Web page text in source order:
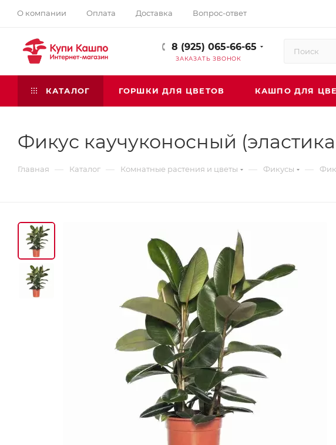
О компании Оплата Доставка Вопрос-ответ
8 (925) 065-66-65
ЗАКАЗАТЬ ЗВОНОК
КАТАЛОГ ГОРШКИ ДЛЯ ЦВЕТОВ КАШПО ДЛЯ
Фикус каучуконосный
Главная — Каталог — Комнатные растения и цветы — Фикусы —